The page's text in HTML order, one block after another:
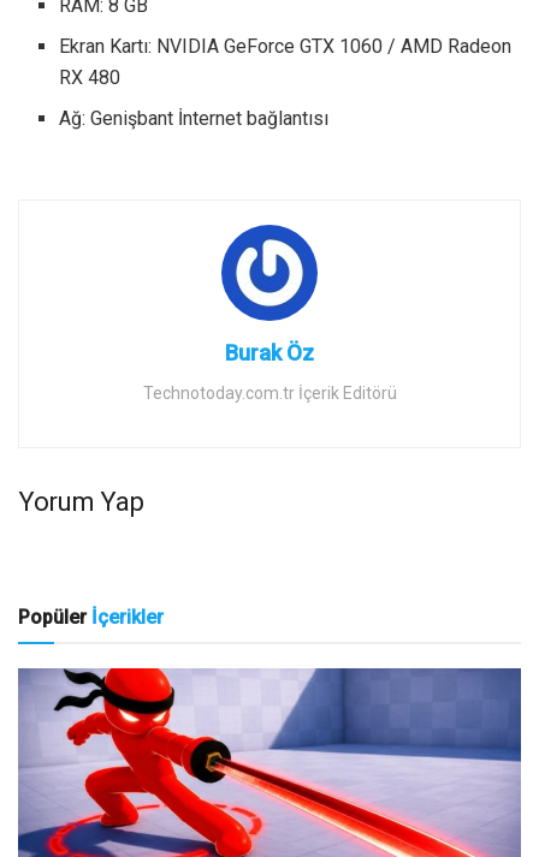
RAM: 8 GB
Ekran Kartı: NVIDIA GeForce GTX 1060 / AMD Radeon
RX 480
Ağ: Genişbant İnternet bağlantısı
Burak Öz
Technotoday.com.tr İçerik Editörü
Yorum Yap
Popüler İçerikler